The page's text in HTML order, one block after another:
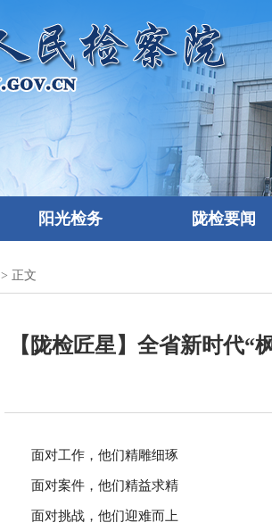
阳光检务 陇检要闻
> 正文
【陇检匠星】全省新时代“
面对工作，他们精雕细琢
面对案件，他们精益求精
面对挑战，他们迎难而上